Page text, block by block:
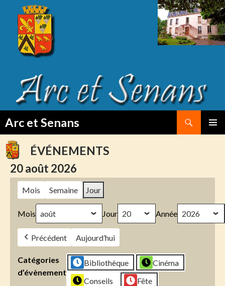
Arc et Senans
TO
CONTENTÉVÉNEMENTS
20 août 2026
Mois Semaine Jour
Mois Jour Année
Précédent Aujourd’hui
Catégories
d’évènement
Bibliothèque
Cinéma
Conseils
Fête